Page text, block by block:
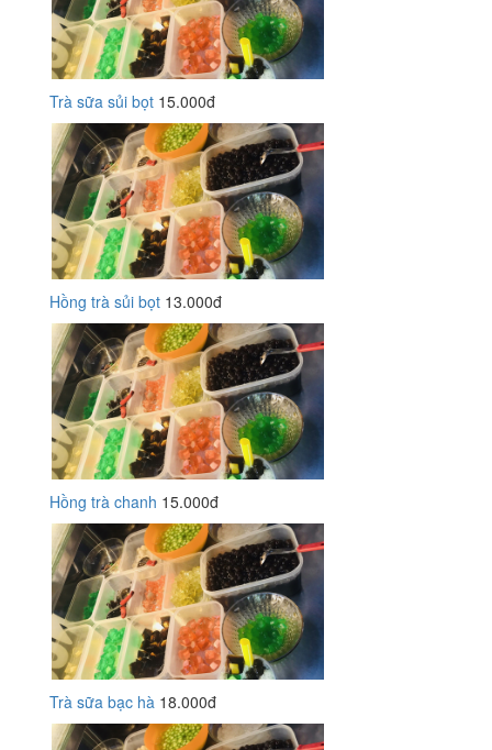
Trà sữa sủi bọt 15.000đ
Hồng trà sủi bọt 13.000đ
Hồng trà chanh 15.000đ
Trà sữa bạc hà 18.000đ